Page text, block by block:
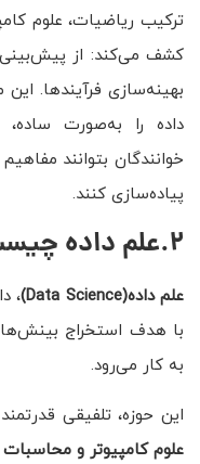
ترکیب ریاضیات، علوم
کشف می‌کند: از پیش‌بینی
بهینه‌سازی فرآیندها. این
داده را به‌صورت
خوانندگان بتوانند
پیاده‌سازی کنند.
2.علم داده چیست؟
علم داده(Data Science)
،
با هدف استخراج
به کار می‌رود.
این حوزه، تلفیقی
علوم کامپیوتر و محاسبات